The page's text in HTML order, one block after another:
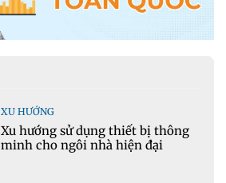
XU HƯỚNG
Xu hướng sử dụng thiết bị thông
minh cho ngôi nhà hiện đại